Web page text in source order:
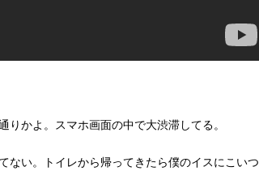
かよ。スマホ画面の中で大渋滞してる。
い。トイレから帰ってきたら僕のイスにこいつ